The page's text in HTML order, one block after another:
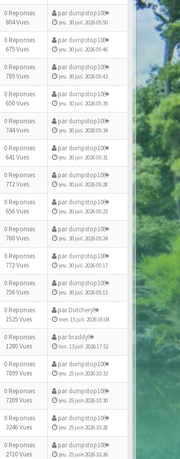
0 Reponses
804 Vues
pardumpstop10
jeu. 30 juil. 2026 05:50
0 Reponses
675 Vues
pardumpstop10
jeu. 30 juil. 2026 05:46
0 Reponses
789 Vues
pardumpstop10
jeu. 30 juil. 2026 05:43
0 Reponses
650 Vues
pardumpstop10
jeu. 30 juil. 2026 05:39
0 Reponses
744 Vues
pardumpstop10
jeu. 30 juil. 2026 05:34
0 Reponses
641 Vues
pardumpstop10
jeu. 30 juil. 2026 05:31
0 Reponses
772 Vues
pardumpstop10
jeu. 30 juil. 2026 05:28
0 Reponses
656 Vues
pardumpstop10
jeu. 30 juil. 2026 05:25
0 Reponses
760 Vues
pardumpstop10
jeu. 30 juil. 2026 05:24
0 Reponses
772 Vues
pardumpstop10
jeu. 30 juil. 2026 05:17
0 Reponses
756 Vues
pardumpstop10
jeu. 30 juil. 2026 05:15
0 Reponses
1525 Vues
parDutchery
mer. 15 juil. 2026 16:04
0 Reponses
1280 Vues
parbraddy
lun. 13 juil. 2026 17:52
0 Reponses
7899 Vues
pardumpstop10
jeu. 25 juin 2026 10:32
0 Reponses
7209 Vues
pardumpstop10
jeu. 25 juin 2026 10:30
0 Reponses
3246 Vues
pardumpstop10
jeu. 25 juin 2026 10:28
0 Reponses
2710 Vues
pardumpstop10
jeu. 25 juin 2026 10:26